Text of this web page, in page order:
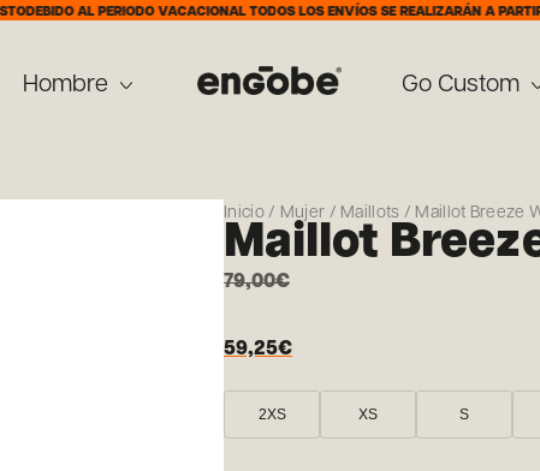
AL PERIODO VACACIONAL TODOS LOS ENVÍOS SE REALIZARÁN A PARTIR DEL
Hombre Go Custom
Inicio/ Mujer / Maillots / Maillot Breeze
Maillot
79,00€
59,25€
2XS XS S